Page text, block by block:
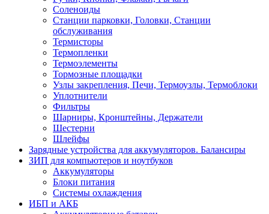
Соленоиды
Станции парковки, Головки, Станции
обслуживания
Термисторы
Термопленки
Термоэлементы
Тормозные площадки
Узлы закрепления, Печи, Термоузлы, Термоблоки
Уплотнители
Фильтры
Шарниры, Кронштейны, Держатели
Шестерни
Шлейфы
Зарядные устройства для аккумуляторов. Балансиры
ЗИП для компьютеров и ноутбуков
Аккумуляторы
Блоки питания
Системы охлаждения
ИБП и АКБ